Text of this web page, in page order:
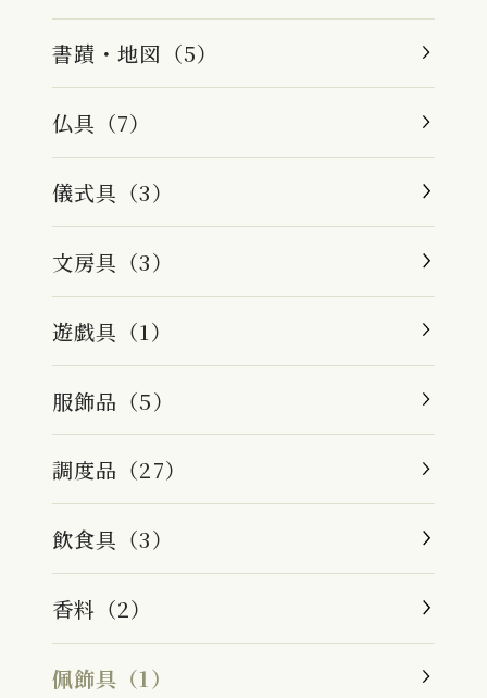
書蹟・地図（5）
仏具（7）
儀式具（3）
文房具（3）
遊戯具（1）
服飾品（5）
調度品（27）
飲食具（3）
香料（2）
佩飾具（1）